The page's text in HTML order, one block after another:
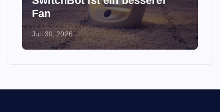
Fan
Juli 30, 2026